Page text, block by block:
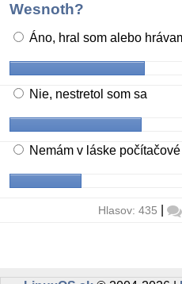
Wesnoth?
Áno, hral som alebo
Nie, nestretol som sa
Nemám v láske
Hlasov: 435